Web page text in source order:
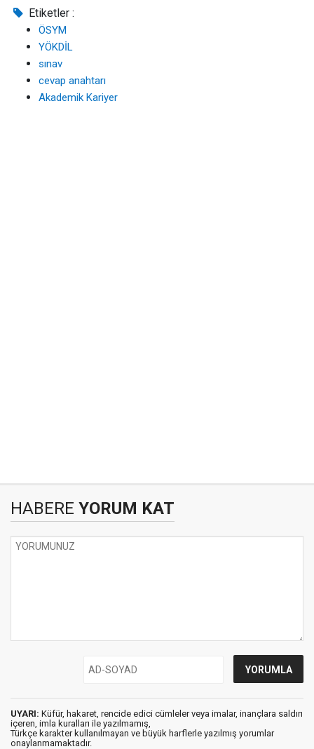
Etiketler :
ÖSYM
YÖKDİL
sınav
cevap anahtarı
Akademik Kariyer
HABERE YORUM KAT
UYARI: Küfür, hakaret, rencide edici cümleler veya imalar, inançlara saldırı
içeren, imla kuralları ile yazılmamış,
Türkçe karakter kullanılmayan ve büyük harflerle yazılmış yorumlar
onaylanmamaktadır.